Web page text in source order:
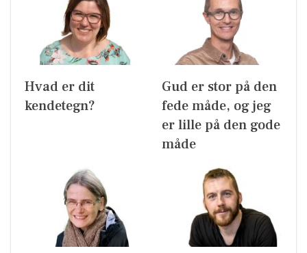
Hvad er dit
kendetegn?
Gud er stor på den
fede måde, og jeg
er lille på den gode
måde